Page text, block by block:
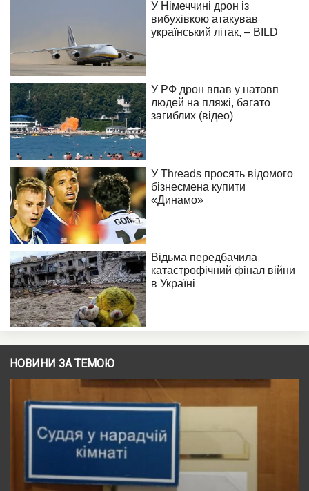
НОВИНИ ЗА ТЕМОЮ